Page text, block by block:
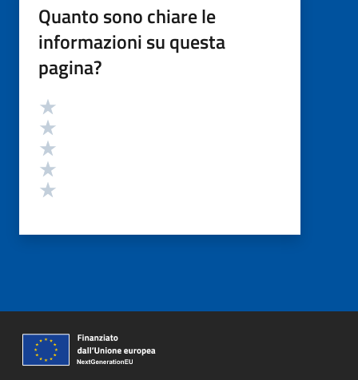
Quanto sono chiare le
informazioni su questa
pagina?
Valutazione